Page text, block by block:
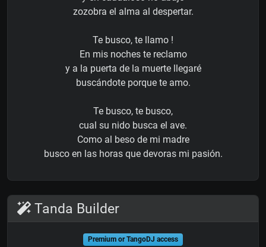
zozobra el alma al despertar.
Te busco, te llamo !
En mis noches te reclamo
y a la puerta de la muerte llegaré
buscándote porque te amo.
Te busco, te busco,
cual su nido busca el ave.
Como al beso de mi madre
busco en las horas que devoras mi pasión.
Tanda Builder
Premium or TangoDJ access